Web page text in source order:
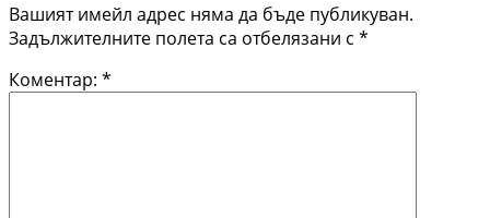
Вашият имейл адрес няма да бъде публикуван.
Задължителните полета са отбелязани с *
Коментар: *